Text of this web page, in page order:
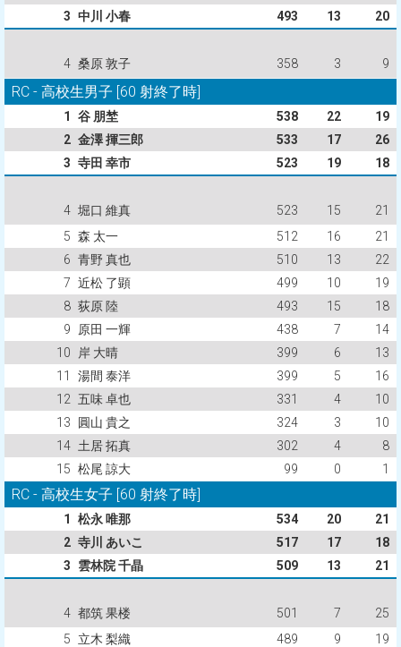
3 中川 小春 493 13 20
4 桑原 敦子 358 3 9
RC - 高校生男子 [60 射終了時]
1 谷 朋埜 538 22
19
2 金澤 揮三郎 533 17
26
3 寺田 幸市 523 19 18
4 堀口 維真 523 15
21
5 森 太一 512 16
21
6 青野 真也 510 13
22
7 近松 了顕 499 10
19
8 荻原 陸 493 15
18
9
原田 一輝 438 7
14
10
岸 大晴 399 6
13
11
湯間 泰洋 399 5
16
12
五味 卓也 331 4
10
13
圓山 貴之 324 3
10
14 土居 拓真 302 4
8
15 松尾 諒大 99 0 1
RC - 高校生女子 [60 射終了時]
1 松永 唯那 534 20
21
2 寺川 あいこ 517 17
18
3
雲林院 千晶 509 13 21
4 都筑 果楼 501 7
25
5
立木 梨織 489 9
19